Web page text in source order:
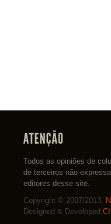
Todos as opiniões de
de terceiros não
editores desse site.
Copyright © 2007/2013,
Designed & Developed